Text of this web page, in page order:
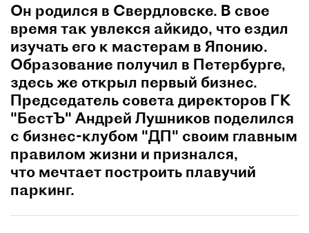
Он родился в Свердловске. В свое
время так увлекся айкидо, что ездил
изучать его к мастерам в Японию.
Образование получил в Петербурге,
здесь же открыл первый бизнес.
Председатель совета директоров ГК
"БестЪ" Андрей Лушников поделился
с бизнес-клубом "ДП" своим главным
правилом жизни и признался,
что мечтает построить плавучий
паркинг.